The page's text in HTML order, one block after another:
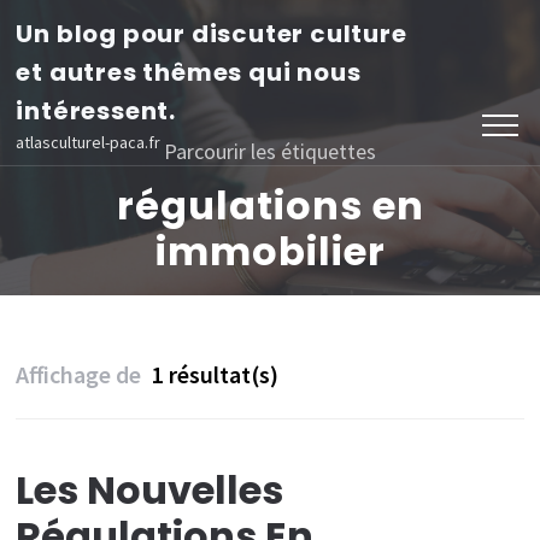
Aller
contenu
(Pressez
Entrée)
Un blog pour discuter culture
et autres thêmes qui nous
intéressent.
atlasculturel-paca.fr Parcourir les étiquettes
régulations en
immobilier
Affichage de 1 résultat(s)
Les Nouvelles